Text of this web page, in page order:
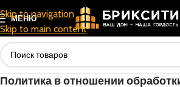
Skip to navigation
Skip to main content
МЕНЮ
Политика в отношении